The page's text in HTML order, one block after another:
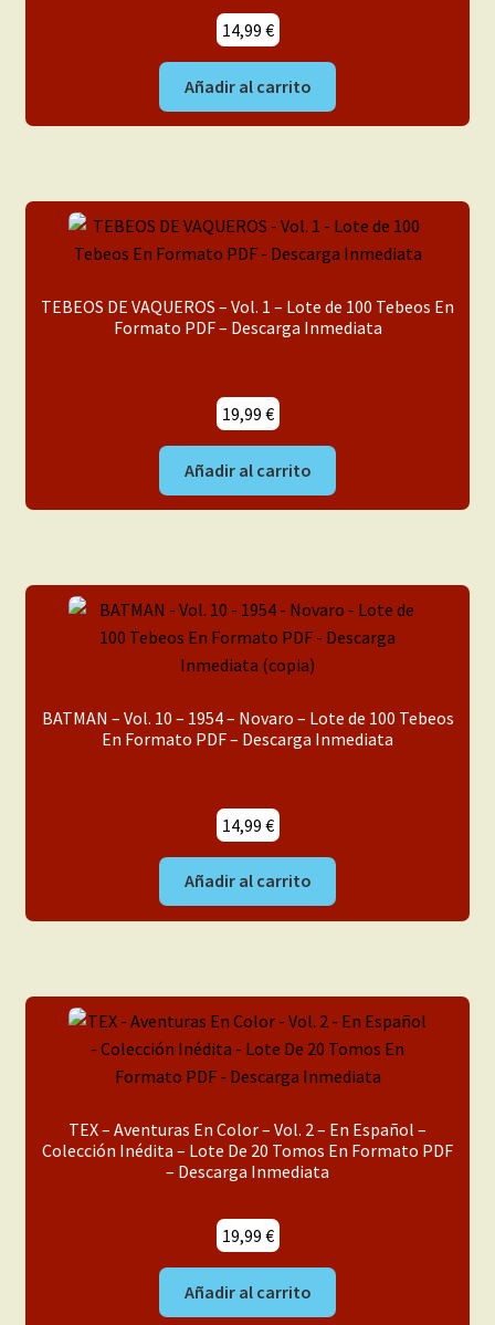
14,99 €
Añadir al carrito
TEBEOS DE VAQUEROS – Vol. 1 – Lote de 100 Tebeos En
Formato PDF – Descarga Inmediata
19,99 €
Añadir al carrito
BATMAN – Vol. 10 – 1954 – Novaro – Lote de 100 Tebeos
En Formato PDF – Descarga Inmediata
14,99 €
Añadir al carrito
TEX – Aventuras En Color – Vol. 2 – En Español –
Colección Inédita – Lote De 20 Tomos En Formato PDF
– Descarga Inmediata
19,99 €
Añadir al carrito